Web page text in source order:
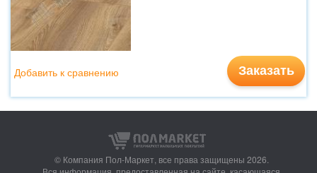
Заказать
Добавить к сравнению
© Компания Пол-Маркет, все права защищены 2026.